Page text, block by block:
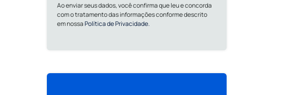
Ao enviar seus dados, você confirma que leu e concorda
com o tratamento das informações conforme descrito
em nossaPolítica de Privacidade.